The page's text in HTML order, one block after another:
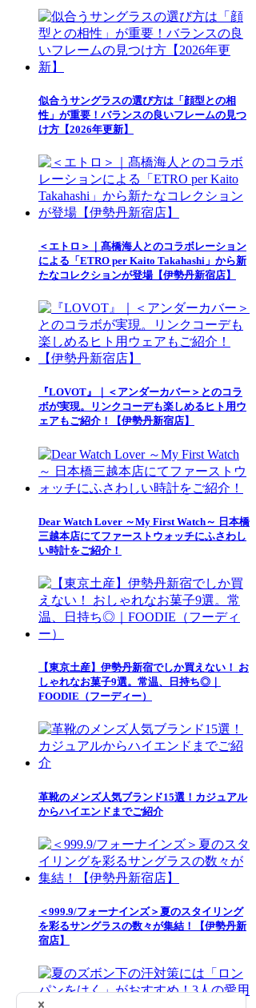
似合うサングラスの選び方は「顔型との相
性」が重要！バランスの良いフレームの見つ
け方【2026年更新】
＜エトロ＞｜髙橋海人とのコラボレーション
による「ETRO per Kaito Takahashi」から新
たなコレクションが登場【伊勢丹新宿店】
『LOVOT』｜＜アンダーカバー＞とのコラ
ボが実現。リンクコーデも楽しめるヒト用ウ
ェアもご紹介！【伊勢丹新宿店】
Dear Watch Lover ～My First Watch～ 日本橋
三越本店にてファーストウォッチにふさわし
い時計をご紹介！
【東京土産】伊勢丹新宿でしか買えない！ お
しゃれなお菓子9選。常温、日持ち◎｜
FOODIE（フーディー）
革靴のメンズ人気ブランド15選！カジュアル
からハイエンドまでご紹介
＜999.9/フォーナインズ＞夏のスタイリング
を彩るサングラスの数々が集結！【伊勢丹新
宿店】